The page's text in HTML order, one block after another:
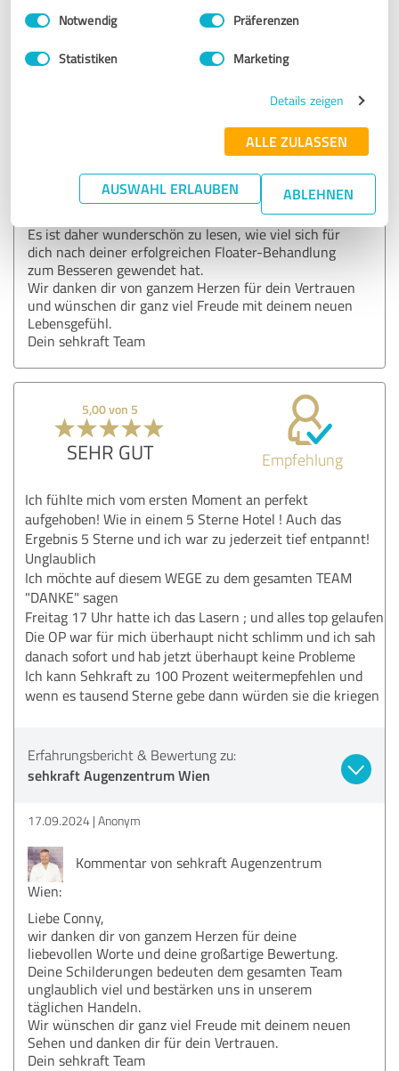
Impressum Datenschutzbestimmungen
Einwilligungsauswahl
Notwendig Präferenzen
Statistiken Marketing
Details zeigen
ALLE ZULASSEN
AUSWAHL ERLAUBEN ABLEHNEN
Wien:
Lieber Josip,
wir sind absolut sprachlos und können dir gar nicht
sagen, wie sehr wir uns über dein unglaublich
positives und ausführliches Feedback freuen.
Deine Worte und Schilderungen bedeuten uns allen
unfassbar viel, denn es ist uns eine absolute
Herzensangelegenheit, dass wir mit unseren
Behandlungsmethoden die Sehkraft unserer
Patienten und somit ihre Lebensqualität deutlich
Es ist daher wunderschön zu lesen, wie viel sich für
dich nach deiner erfolgreichen Floater-Behandlung
zum Besseren gewendet hat.
Wir danken dir von ganzem Herzen für dein Vertrauen
und wünschen dir ganz viel Freude mit deinem neuen
Lebensgefühl.
Dein sehkraft Team
5,00 von 5
SEHR GUT Empfehlung
Ich fühlte mich vom ersten Moment an perfekt
aufgehoben! Wie in einem 5 Sterne Hotel ! Auch das
Ergebnis 5 Sterne und ich war zu jederzeit tief entpannt!
Unglaublich
Ich möchte auf diesem WEGE zu dem gesamten TEAM
"DANKE" sagen
Freitag 17 Uhr hatte ich das Lasern ; und alles top gelaufen
Die OP war für mich überhaupt nicht schlimm und ich sah
danach sofort und hab jetzt überhaupt keine Probleme
Ich kann Sehkraft zu 100 Prozent weitermepfehlen und
wenn es tausend Sterne gebe dann würden sie die kriegen
Erfahrungsbericht & Bewertung zu:
sehkraft Augenzentrum Wien
17.09.2024 Anonym
Kommentar von sehkraft Augenzentrum
Wien:
Liebe Conny,
wir danken dir von ganzem Herzen für deine
liebevollen Worte und deine großartige Bewertung.
Deine Schilderungen bedeuten dem gesamten Team
unglaublich viel und bestärken uns in unserem
täglichen Handeln.
Wir wünschen dir ganz viel Freude mit deinem neuen
Sehen und danken dir für dein Vertrauen.
Dein sehkraft Team